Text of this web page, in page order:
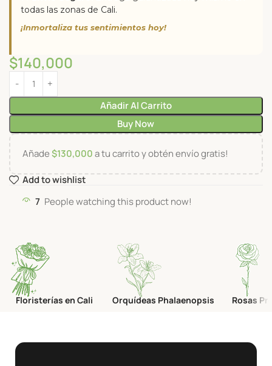
todas las zonas de Cali.
¡Inmortaliza tus sentimientos hoy!
$140,000
Añadir Al Carrito
Buy Now
Añade$130,000a tu carrito y obtén envío gratis!
Add to wishlist
7 People watching this product now!
Floristerías en Cali Orquídeas Phalaenopsis Rosas